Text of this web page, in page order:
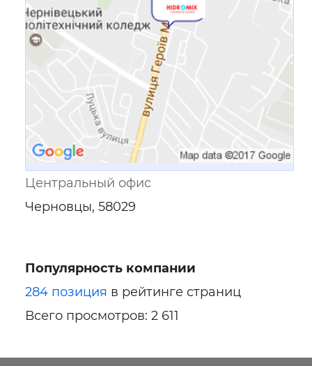
Центральный офис
Черновцы, 58029
Популярность компании
284 позиция в рейтинге страниц
Всего просмотров: 2 611